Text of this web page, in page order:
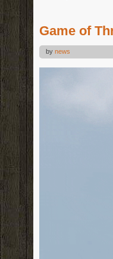
Game of
by news